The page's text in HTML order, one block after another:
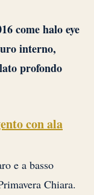
come halo eye
interno,
profondo
con ala
e a basso
Chiara.